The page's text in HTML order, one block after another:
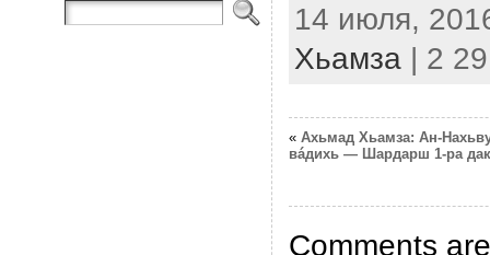
14 июля,
Хьамза | 2
« Ахьмад Хьамза: Ан-
вáдихь — Шардарш 1-ра
Comments